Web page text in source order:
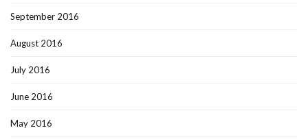
September 2016
August 2016
July 2016
June 2016
May 2016